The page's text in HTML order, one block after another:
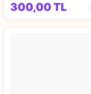
300,00 TL